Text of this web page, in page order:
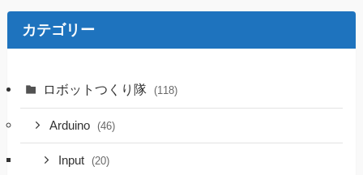
カテゴリー
ロボットつくり隊 (118)
Arduino (46)
Input (20)